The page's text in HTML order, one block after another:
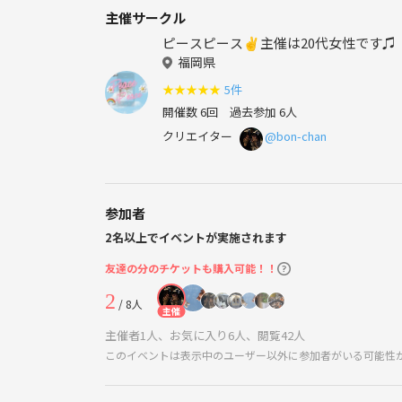
主催サークル
ピースピース✌️主催は20代女性です♫
福岡県
★★★★★ 5件
開催数 6回 過去参加 6人
クリエイター
@bon-chan
参加者
2名以上でイベントが実施されます
友達の分のチケットも購入可能！！
2 / 8人 主催
主催者1人、お気に入り6人、閲覧42人
このイベントは表示中のユーザー以外に参加者がいる可能性